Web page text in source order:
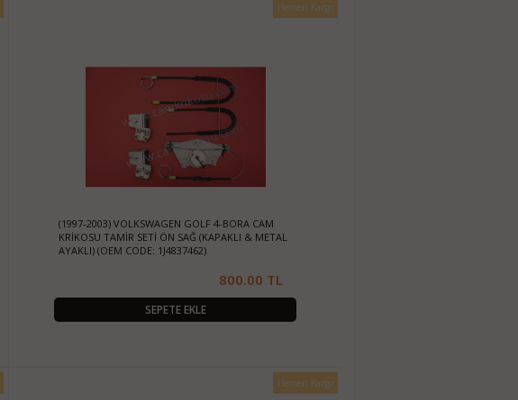
Hemen Kargo
(1997-2003) VOLKSWAGEN GOLF 4-BORA CAM
KRİKOSU TAMİR SETİ ÖN SAĞ (KAPAKLI & METAL
AYAKLI) (OEM CODE: 1J4837462)
800.00 TL
SEPETE EKLE
Hemen Kargo